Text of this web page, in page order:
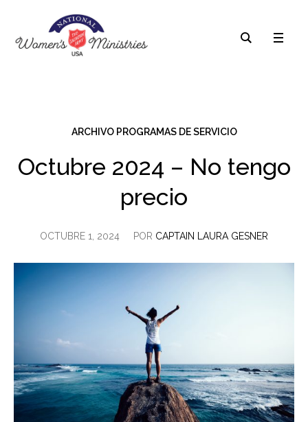
ARCHIVO PROGRAMAS DE SERVICIO
Octubre 2024 – No tengo
precio
OCTUBRE 1, 2024 POR CAPTAIN LAURA GESNER